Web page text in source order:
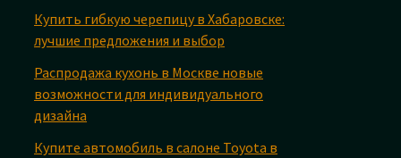
Купить гибкую черепицу в Хабаровске:
лучшие предложения и выбор
Распродажа кухонь в Москве новые
возможности для индивидуального
дизайна
Купите автомобиль в салоне Toyota в